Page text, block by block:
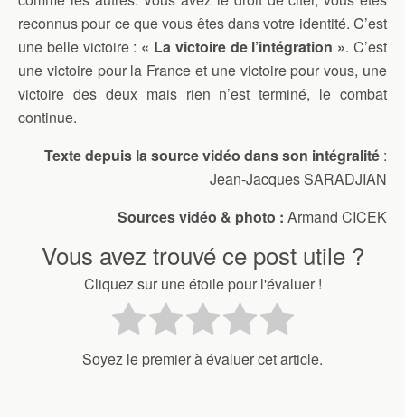
reconnus pour ce que vous êtes dans votre identité. C’est
une belle victoire : « La victoire de l’intégration ». C’est
une victoire pour la France et une victoire pour vous, une
victoire des deux mais rien n’est terminé, le combat
continue.
Texte depuis la source vidéo dans son intégralité :
Jean-Jacques SARADJIAN
Sources vidéo & photo : Armand CICEK
Vous avez trouvé ce post utile ?
Cliquez sur une étoile pour l'évaluer !
Soyez le premier à évaluer cet article.